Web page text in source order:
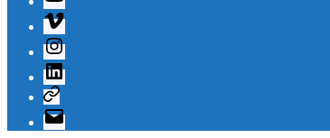
Vimeo
Instagram
Linkedin
Telegram
Correo
electrónico